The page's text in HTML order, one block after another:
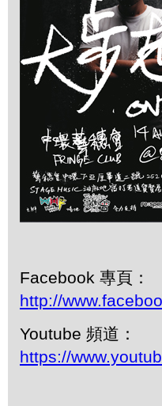
Facebook 專頁：
http://
Youtube 頻道：
https://